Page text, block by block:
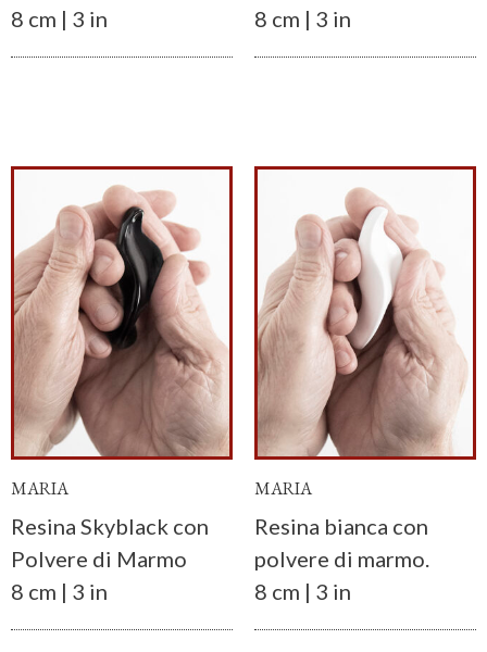
8 cm | 3 in
8 cm | 3 in
MARIA
Resina Skyblack con
Polvere di Marmo
8 cm | 3 in
MARIA
Resina bianca con
polvere di marmo.
8 cm | 3 in